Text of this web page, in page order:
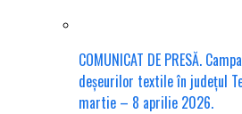
COMUNICAT DE PRESĂ.
deșeurilor textile în județul
martie – 8 aprilie 2026.